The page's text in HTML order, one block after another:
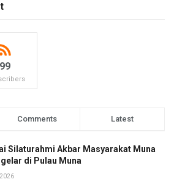
99
Comments Latest
Silaturahmi Akbar Masyarakat Muna
di Pulau Muna